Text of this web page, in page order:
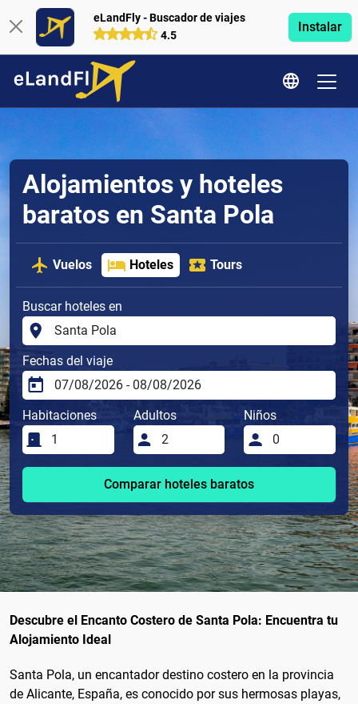
eLandFly - Buscador de viajes
4.5
Instalar
Alojamientos y hoteles
baratos en Santa Pola
Vuelos Hoteles Tours
Buscar hoteles en
Fechas del viaje
Habitaciones Adultos Niños
Comparar hoteles baratos
Descubre el Encanto Costero de Santa Pola: Encuentra tu
Alojamiento Ideal
Santa Pola, un encantador destino costero en la provincia
de Alicante, España, es conocido por sus hermosas playas,